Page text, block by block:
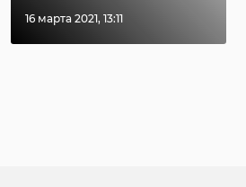
16 марта 2021, 13:11